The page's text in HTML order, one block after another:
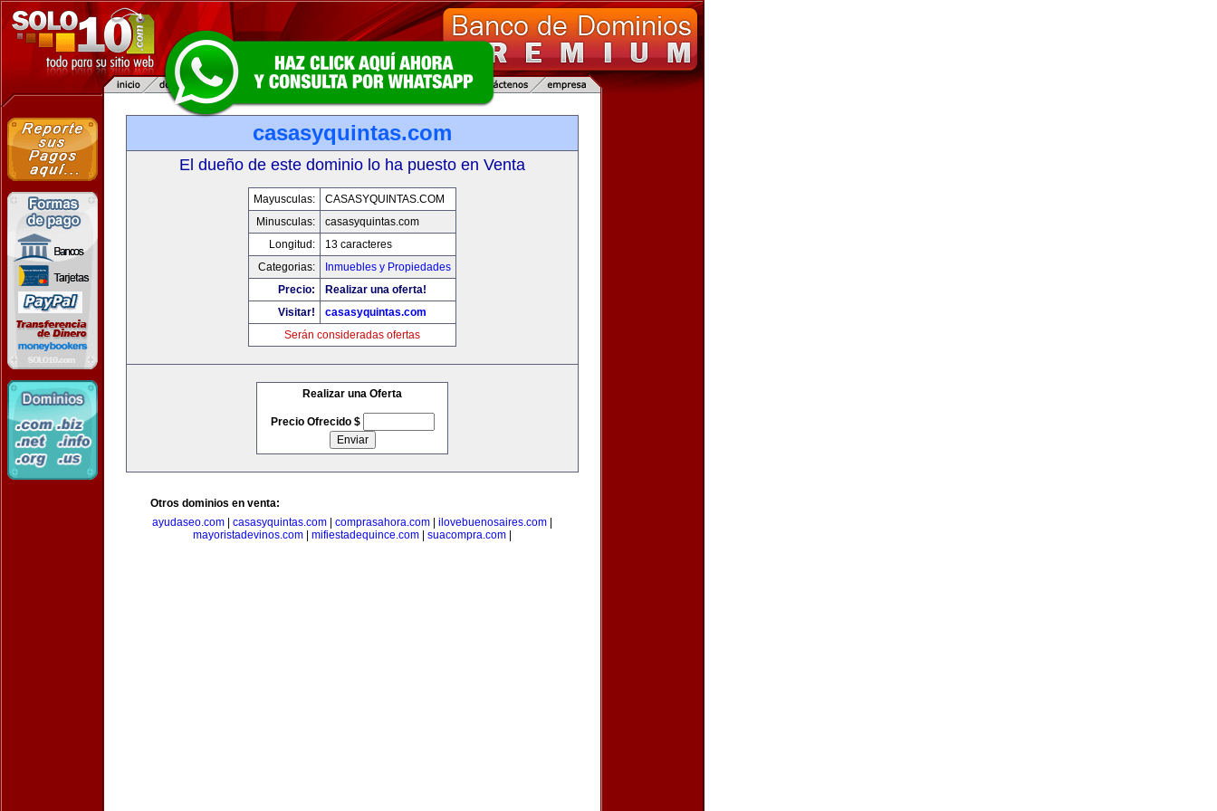
casasyquintas.com
El dueño de este dominio lo ha puesto en Venta
Mayusculas:
CASASYQUINTAS.COM
Minusculas:
casasyquintas.com
Longitud:
13 caracteres
Categorias:
Inmuebles y Propiedades
Precio:
Realizar una oferta!
Visitar!
casasyquintas.com
Serán consideradas ofertas
Realizar una Oferta
Precio Ofrecido $
Otros dominios en venta:
ayudaseo.com
casasyquintas.com comprasahora.com ilovebuenosaires.com
mayoristadevinos.com
mifiestadequince.com suacompra.com